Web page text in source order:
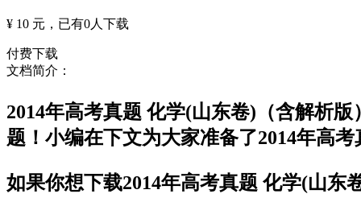
¥ 10 元 ，已有0人下载
付费下载
文档简介：
2014年高考真题 化学(山东卷)（含解析
题！小编在下文为大家准备了2014年高
如果你想下载2014年高考真题 化学(山东